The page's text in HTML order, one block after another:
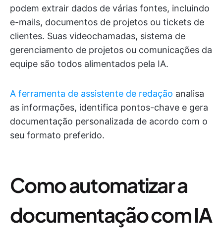
podem extrair dados de várias fontes, incluindo
e-mails, documentos de projetos ou tickets de
clientes. Suas videochamadas, sistema de
gerenciamento de projetos ou comunicações da
equipe são todos alimentados pela IA.
A ferramenta de assistente de redação analisa
as informações, identifica pontos-chave e gera
documentação personalizada de acordo com o
seu formato preferido.
Como automatizar a
documentação com IA